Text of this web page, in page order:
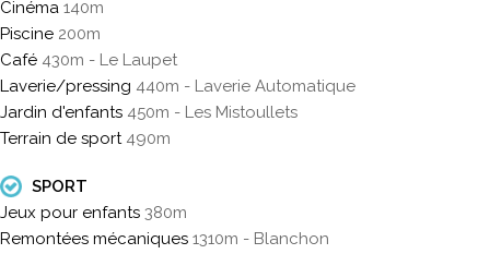
Cinéma 140m
Piscine 200m
Café 430m - Le Laupet
Laverie/pressing 440m - Laverie Automatique
Jardin d'enfants 450m - Les Mistoullets
Terrain de sport 490m
SPORT
Jeux pour enfants 380m
Remontées mécaniques 1310m - Blanchon